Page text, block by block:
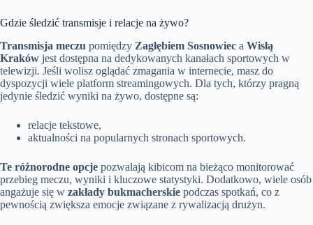
Gdzie śledzić transmisje i relacje na żywo?
Transmisja meczu pomiędzy Zagłębiem Sosnowiec a Wisłą
Kraków jest dostępna na dedykowanych kanałach sportowych w
telewizji. Jeśli wolisz oglądać zmagania w internecie, masz do
dyspozycji wiele platform streamingowych. Dla tych, którzy pragną
jedynie śledzić wyniki na żywo, dostępne są:
relacje tekstowe,
aktualności na popularnych stronach sportowych.
Te różnorodne opcje pozwalają kibicom na bieżąco monitorować
przebieg meczu, wyniki i kluczowe statystyki. Dodatkowo, wiele osób
angażuje się w zakłady bukmacherskie podczas spotkań, co z
pewnością zwiększa emocje związane z rywalizacją drużyn.